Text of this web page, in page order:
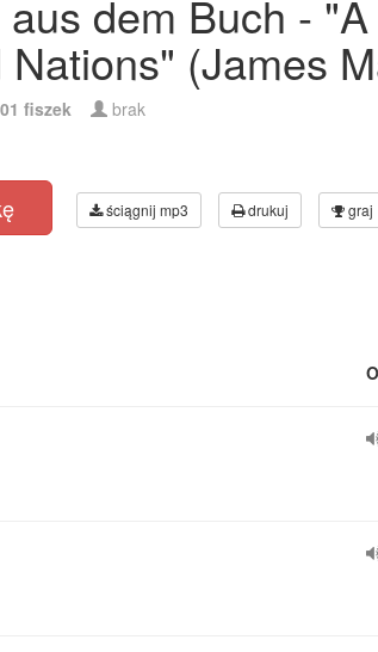
dem Buch -
(James
fiszek brak
ściągnij mp3 drukuj graj